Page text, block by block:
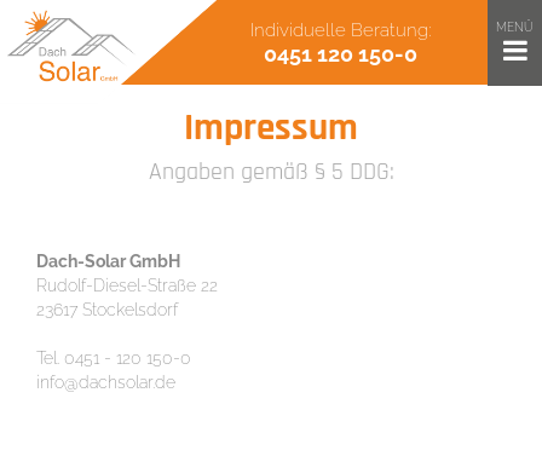
MENÜ
Individuelle Beratung:
0451 120 150-0
Impressum
Angaben gemäß § 5 DDG:
Dach-Solar GmbH
Rudolf-Diesel-Straße 22
23617 Stockelsdorf
Tel. 0451 - 120 150-0
info@dachsolar.de